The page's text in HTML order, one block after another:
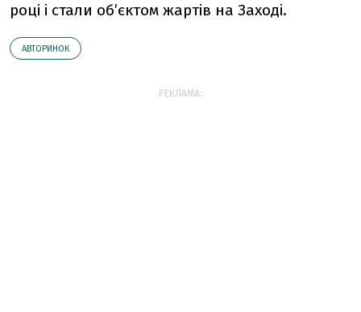
році і стали об’єктом жартів на Заході.
АВТОРИНОК
РЕКЛАМА: